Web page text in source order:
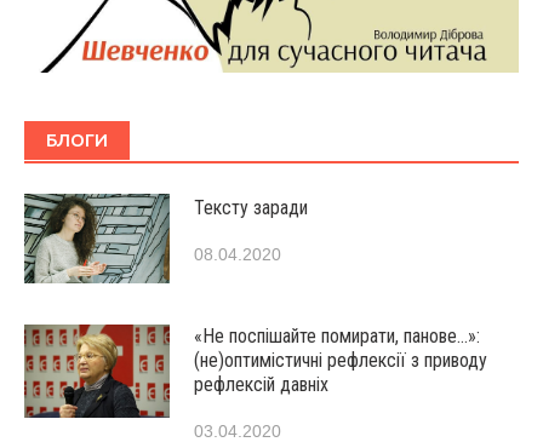
БЛОГИ
Тексту заради
08.04.2020
«Не поспішайте помирати, панове…»:
(не)оптимістичні рефлексії з приводу
рефлексій давніх
03.04.2020